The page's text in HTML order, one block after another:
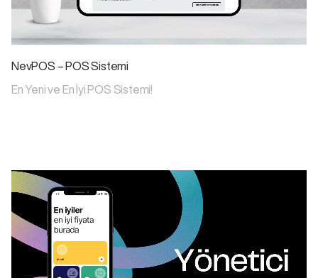
NevPOS – POS Sistemi
En Yeni ve En İyi POS Sistemi!